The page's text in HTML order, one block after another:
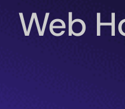
Web